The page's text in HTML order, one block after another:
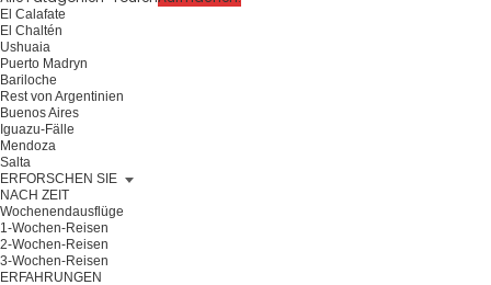
El Calafate
El Chaltén
Ushuaia
Puerto Madryn
Bariloche
Rest von Argentinien
Buenos Aires
Iguazu-Fälle
Mendoza
Salta
ERFORSCHEN SIE
NACH ZEIT
Wochenendausflüge
1-Wochen-Reisen
2-Wochen-Reisen
3-Wochen-Reisen
ERFAHRUNGEN